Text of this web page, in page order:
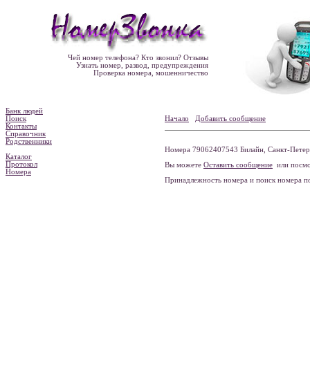
Чей номер телефона? Кто звонил? Отзывы
Узнать номер, развод, предупреждения
Проверка номера, мошенничество
Банк людей
Поиск
Контакты
Справочник
Родственники
Каталог
Протокол
Номера
Начало Добавить сообщение
Номера 79062407543 Билайн, Санкт-
Вы можете Оставить сообщение или
Принадлежность номера и поиск номера